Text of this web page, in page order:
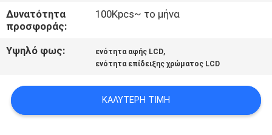
ΈΝΑ
ΑΠΌΣΠΑΣΜΑ
SITEMAP
ΠΟΛΙΤΙΚΉ
Δυνατότητα
προσφοράς:
100Kpcs~ το μήνα
Υψηλό φως: ενότητα αφής LCD,
ενότητα επίδειξης χρώματος LCD
ΚΑΛΎΤΕΡΗ ΤΙΜΉ